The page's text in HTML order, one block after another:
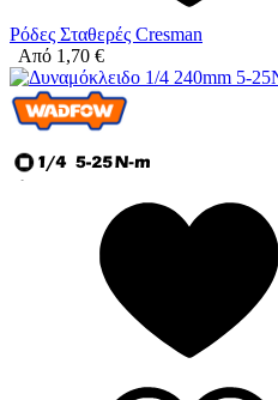
Ρόδες Σταθερές Cresman
Από 1,70 €